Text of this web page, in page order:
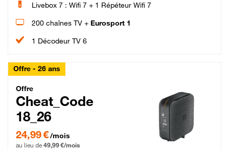
Livebox 7 : Wifi 7 + 1 Répéteur Wifi 7
200 chaînes TV + Eurosport 1
1 Décodeur TV 6
Offre - 26 ans
Cheat_Code Fibre_18_26
Offre
Cheat_Code
18_26
24,99 € par mois pendant 0 mois puis 49,99 € par mois, Sans engagement
24,99 €/mois
au lieu de 49,99 €/mois